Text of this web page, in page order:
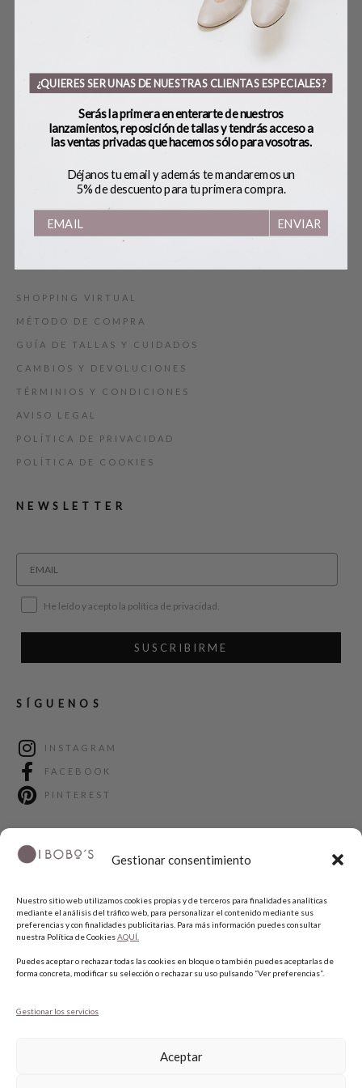
Gestionar consentimiento
Nuestro sitio web utilizamos cookies propias y de terceros para finalidades analíticas
mediante el análisis del tráfico web, para personalizar el contenido mediante sus
preferencias y con finalidades publicitarias. Para más información puedes consultar
nuestra Política de CookiesAQUÍ.
Puedes aceptar o rechazar todas las cookies en bloque o también puedes aceptarlas de
forma concreta, modificar su selección o rechazar su uso pulsando “Ver preferencias”.
Gestionar los servicios
Aceptar
SOBRE BOBO’S
HANDMADE
TARJETA REGALO
SHOPPING VIRTUAL
MÉTODO DE COMPRA
GUÍA DE TALLAS Y CUIDADOS
CAMBIOS Y DEVOLUCIONES
TÉRMINIOS Y CONDICIONES
AVISO LEGAL
POLÍTICA DE PRIVACIDAD
POLÍTICA DE COOKIES
NEWSLETTER
He leído y acepto la política de privacidad.
SUSCRIBIRME
SÍGUENOS
INSTAGRAM
FACEBOOK
PINTEREST
¿QUIERES SER UNAS DE NUESTRAS CLIENTAS ESPECIALES?
Serás la primera en enterarte de nuestros
lanzamientos, reposición de tallas y tendrás acceso a
las ventas privadas que hacemos sólo para vosotras.
Déjanos tu email y además te mandaremos un
5% de descuento para tu primera compra.
ENVIAR